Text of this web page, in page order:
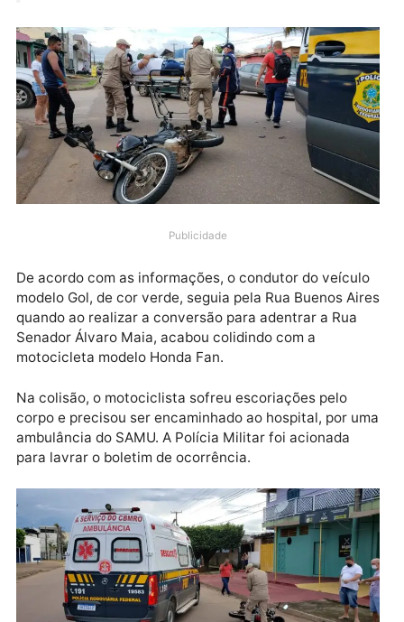
Aires com Senador Álvaro Maia, bairro
Embratel, na capital. Uma ambulância do
SAMU socorreu a vítima até o hospital.
De acordo com as informações, o condutor do
modelo Gol, de cor verde, seguia pela Rua Buenos
Senador Álvaro Maia, acabou colidindo com a
motocicleta modelo Honda Fan.
Na colisão, o motociclista sofreu escoriações pelo
corpo e precisou ser encaminhado ao hospital, por
ambulância do SAMU. A Polícia Militar foi acionada